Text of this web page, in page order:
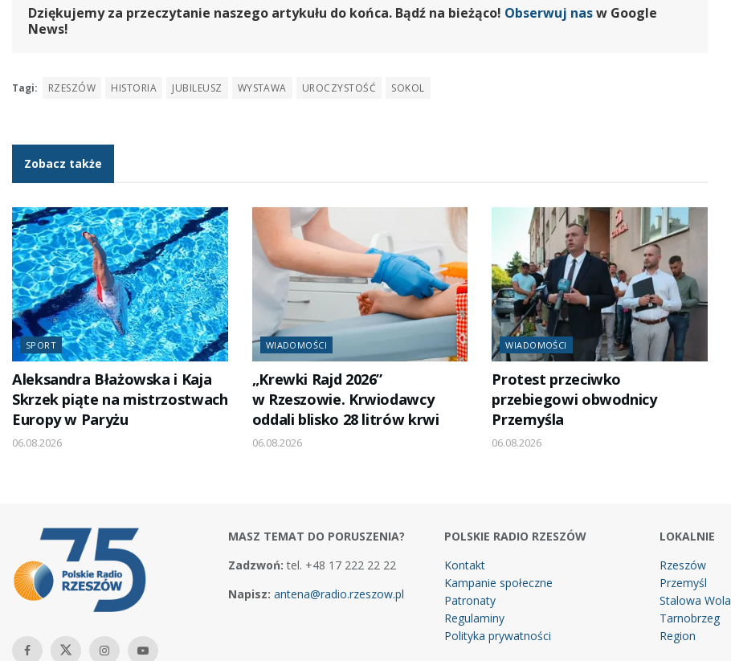
Dziękujemy za przeczytanie naszego artykułu do końca. Bądź na bieżąco! Obserwuj nasw Google
News!
Tagi: RZESZÓW HISTORIA JUBILEUSZ WYSTAWA UROCZYSTOŚĆ SOKOL
Zobacz także
SPORT
Aleksandra Błażowska i Kaja
Skrzek piąte na mistrzostwach
Europy w Paryżu
06.08.2026
WIADOMOŚCI
„Krewki Rajd 2026”
w Rzeszowie. Krwiodawcy
oddali blisko 28 litrów krwi
06.08.2026
WIADOMOŚCI
Protest przeciwko
przebiegowi obwodnicy
Przemyśla
06.08.2026
MASZ TEMAT DO PORUSZENIA?
Zadzwoń: tel. +48 17 222 22 22
Napisz: antena@radio.rzeszow.pl
POLSKIE RADIO RZESZÓW
Kontakt
Kampanie społeczne
Patronaty
Regulaminy
Polityka prywatności
LOKALNIE
Rzeszów
Przemyśl
Stalowa Wola
Tarnobrzeg
Region